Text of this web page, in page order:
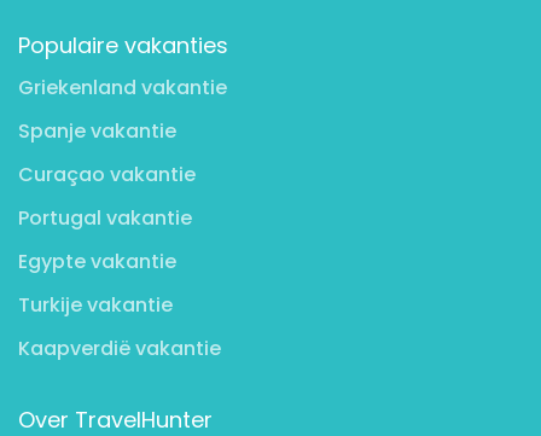
Populaire vakanties
Griekenland vakantie
Spanje vakantie
Curaçao vakantie
Portugal vakantie
Egypte vakantie
Turkije vakantie
Kaapverdië vakantie
Over TravelHunter